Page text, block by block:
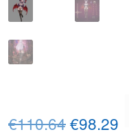
€110.64Le
€98.29